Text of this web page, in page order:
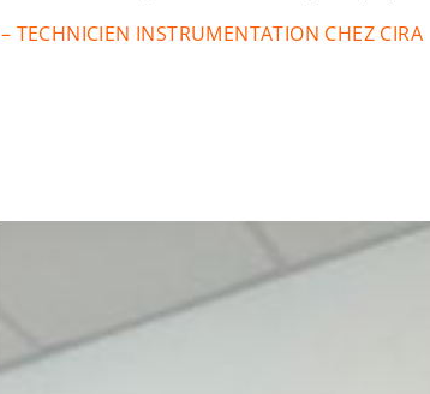
TECHNICIEN INSTRUMENTATION CHEZ CIRA